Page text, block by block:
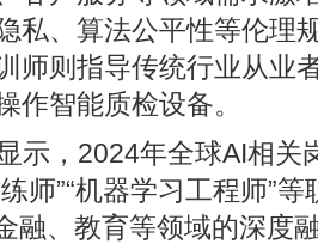
私、算法公平性等伦理
师则指导传统行业从业
作智能质检设备。
示，2024年全球AI相关
师”“机器学习工程师”
融、教育等领域的深度